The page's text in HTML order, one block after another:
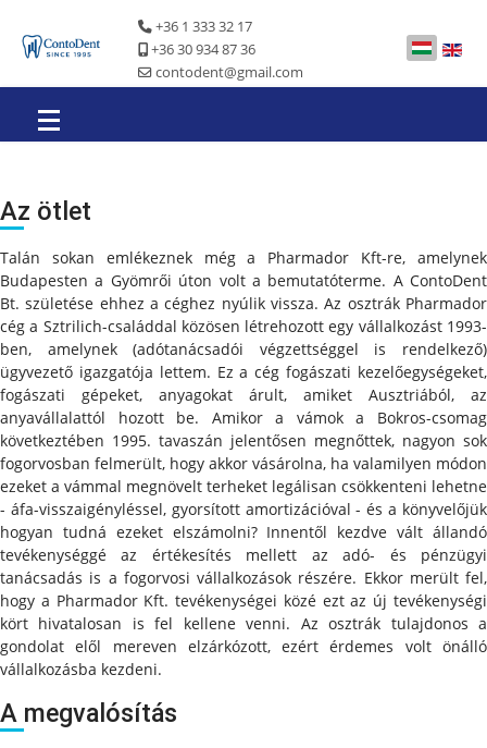
+36 1 333 32 17
+36 30 934 87 36
contodent@gmail.com
Az ötlet
Talán sokan emlékeznek még a Pharmador Kft-re, amelynek
Budapesten a Gyömrői úton volt a bemutatóterme. A ContoDent
Bt. születése ehhez a céghez nyúlik vissza. Az osztrák Pharmador
cég a Sztrilich-családdal közösen létrehozott egy vállalkozást 1993-
ben, amelynek (adótanácsadói végzettséggel is rendelkező)
ügyvezető igazgatója lettem. Ez a cég fogászati kezelőegységeket,
fogászati gépeket, anyagokat árult, amiket Ausztriából, az
anyavállalattól hozott be. Amikor a vámok a Bokros-csomag
következtében 1995. tavaszán jelentősen megnőttek, nagyon sok
fogorvosban felmerült, hogy akkor vásárolna, ha valamilyen módon
ezeket a vámmal megnövelt terheket legálisan csökkenteni lehetne
- áfa-visszaigényléssel, gyorsított amortizációval - és a könyvelőjük
hogyan tudná ezeket elszámolni? Innentől kezdve vált állandó
tevékenységgé az értékesítés mellett az adó- és pénzügyi
tanácsadás is a fogorvosi vállalkozások részére. Ekkor merült fel,
hogy a Pharmador Kft. tevékenységei közé ezt az új tevékenységi
kört hivatalosan is fel kellene venni. Az osztrák tulajdonos a
gondolat elől mereven elzárkózott, ezért érdemes volt önálló
vállalkozásba kezdeni.
A megvalósítás